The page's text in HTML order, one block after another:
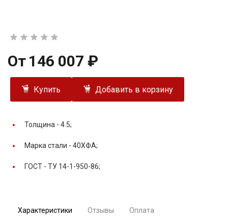
От 146 007 ₽
Купить Добавить в корзину
Толщина - 4.5;
Марка стали - 40ХФА;
ГОСТ - ТУ 14-1-950-86;
Характеристики Отзывы Оплата